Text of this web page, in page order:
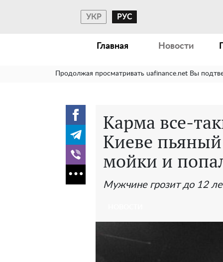
УКР РУС
Главная Новости
Продолжая просматривать uafinance.net Вы
Карма все-
Киеве пьяный
мойки и
Мужчине грозит до 12